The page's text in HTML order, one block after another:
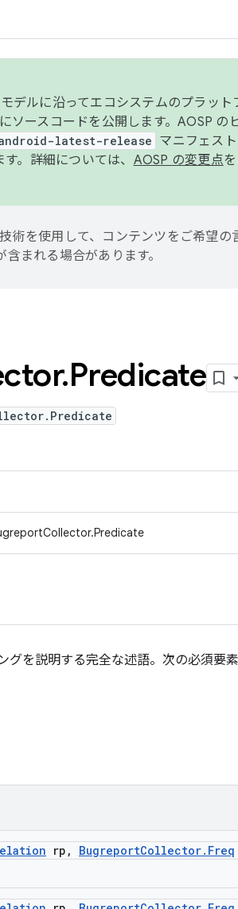
デルに沿ってエコシステムのプラット
ソースコードを公開します。AOSP の
latest-release マニフェス
。詳細については、 AOSP の変更点
術を使用して、コンテンツをご希望の
まれる場合があります。
.Predicate
を説明する完全な述語。次の必須要
rp , BugreportCollector. Freq